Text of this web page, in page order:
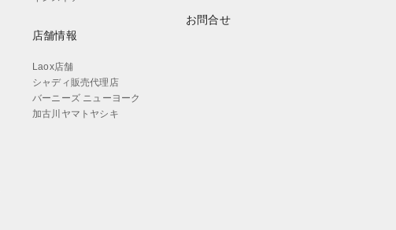
店舗情報
Laox店舗
シャディ販売代理店
バーニーズ ニューヨーク
加古川ヤマトヤシキ
お問合せ